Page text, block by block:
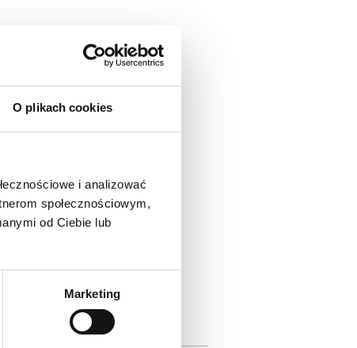
O plikach cookies
i analizować
społecznościowym,
od Ciebie lub
Marketing